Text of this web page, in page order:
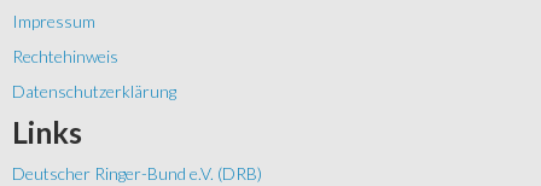
Impressum
Rechtehinweis
Datenschutzerklärung
Links
Deutscher Ringer-Bund e.V. (DRB)